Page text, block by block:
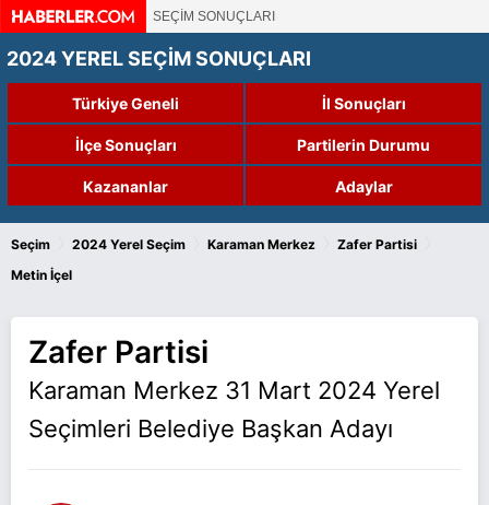
SEÇİM SONUÇLARI
2024 YEREL SEÇİM SONUÇLARI
Türkiye Geneli İl Sonuçları
İlçe Sonuçları Partilerin Durumu
Kazananlar Adaylar
Seçim 2024 Yerel Seçim Karaman Merkez Zafer Partisi
Metin İçel
Zafer Partisi
Karaman Merkez 31 Mart 2024 Yerel
Seçimleri Belediye Başkan Adayı